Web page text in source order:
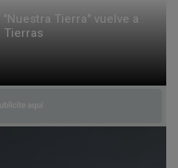
Tierra" vuelve a
Tierras